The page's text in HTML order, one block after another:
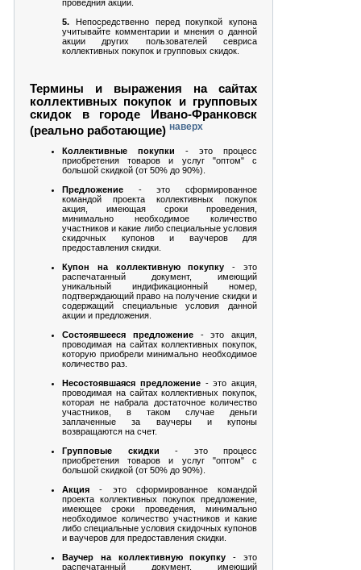
проведния акции.
5. Непосредственно перед покупкой купона
учитывайте комментарии и мнения о данной
акции других пользователей севриса
коллективных покупок и групповых скидок.
Термины и выражения на сайтах
коллективных покупок и групповых
скидок в городе Ивано-Франковск
(реально работающие) наверх
Коллективные покупки - это процесс
приобретения товаров и услуг "оптом" с
большой скидкой (от 50% до 90%).
Предложение - это сформированное
командой проекта коллективных покупок
акция, имеющая сроки проведения,
минимально необходимое количество
участников и какие либо специальные условия
скидочных купонов и ваучеров для
предоставления скидки.
Купон на коллективную покупку - это
распечатанный документ, имеющий
уникальный индификационный номер,
подтверждающий право на получение скидки и
содержащий специальные условия данной
акции и предложения.
Состоявшееся предложение- это акция,
проводимая на сайтах коллективных покупок,
которую приобрели минимально необходимое
количество раз.
Несостоявшаяся предложение- это акция,
проводимая на сайтах коллективных покупок,
которая не набрала достаточное количество
участников, в таком случае деньги
заплаченные за ваучеры и купоны
возвращаются на счет.
Групповые скидки - это процесс
приобретения товаров и услуг "оптом" с
большой скидкой (от 50% до 90%).
Акция - это сформированное командой
проекта коллективных покупок предложение,
имеющее сроки проведения, минимально
необходимое количество участников и какие
либо специальные условия скидочных купонов
и ваучеров для предоставления скидки.
Ваучер на коллективную покупку - это
распечатанный документ, имеющий